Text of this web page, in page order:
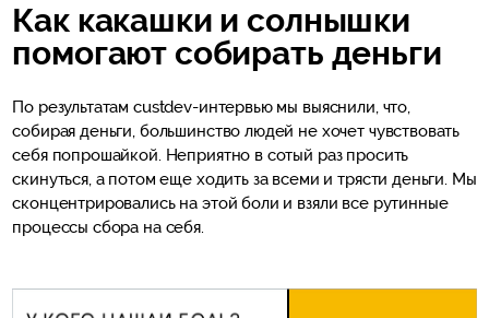
Как какашки и солнышки
помогают собирать деньги
По результатам custdev-интервью мы выяснили, что,
собирая деньги, большинство людей не хочет чувствовать
себя попрошайкой. Неприятно в сотый раз просить
скинуться, а потом еще ходить за всеми и трясти деньги. Мы
сконцентрировались на этой боли и взяли все рутинные
процессы сбора на себя.